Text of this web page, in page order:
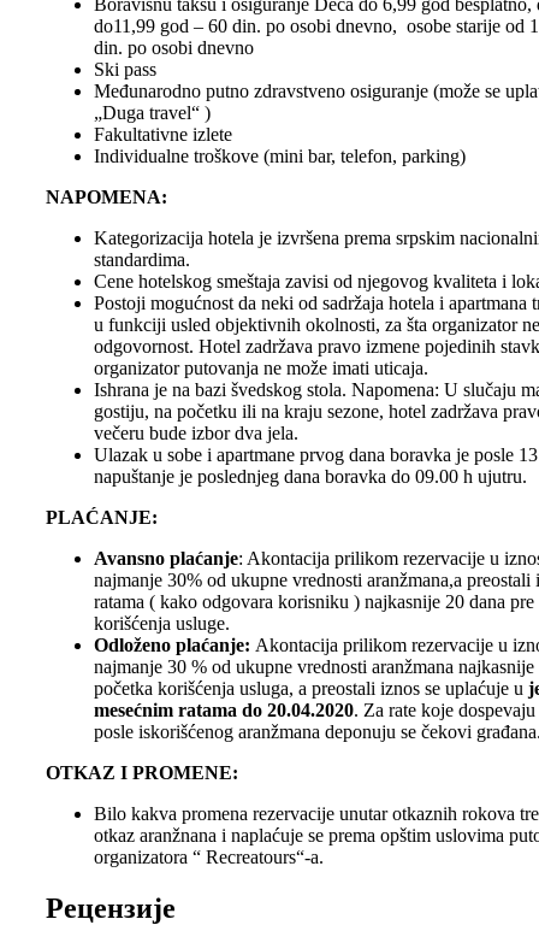
do11,99 god – 60 din. po osobi dnevno, osobe starije od
din. po osobi dnevno
Ski pass
Međunarodno putno zdravstveno osiguranje (može se
„Duga travel“ )
Fakultativne izlete
Individualne troškove (mini bar, telefon, parking)
NAPOMENA:
Kategorizacija hotela je izvršena prema srpskim
standardima.
Cene hotelskog smeštaja zavisi od njegovog kvaliteta i
Postoji mogućnost da neki od sadržaja hotela i apartmana
u funkciji usled objektivnih okolnosti, za šta organizator
odgovornost. Hotel zadržava pravo izmene pojedinih
organizator putovanja ne može imati uticaja.
Ishrana je na bazi švedskog stola. Napomena: U slučaju
gostiju, na početku ili na kraju sezone, hotel zadržava
večeru bude izbor dva jela.
Ulazak u sobe i apartmane prvog dana boravka je posle
napuštanje je poslednjeg dana boravka do 09.00 h ujutru.
PLAĆANJE:
Avansno plaćanje: Akontacija prilikom rezervacije u
najmanje 30% od ukupne vrednosti aranžmana,a preostali
ratama ( kako odgovara korisniku ) najkasnije 20 dana pre
korišćenja usluge.
Odloženo plaćanje: Akontacija prilikom rezervacije u
najmanje 30 % od ukupne vrednosti aranžmana najkasnije
početka korišćenja usluga, a preostali iznos se uplaćuje u
mesećnim ratama do 20.04.2020. Za rate koje
posle iskorišćenog aranžmana deponuju se čekovi
OTKAZ I PROMENE:
Bilo kakva promena rezervacije unutar otkaznih rokova
otkaz aranžnana i naplaćuje se prema opštim uslovima
organizatora “ Recreatours“-a.
Рецензије